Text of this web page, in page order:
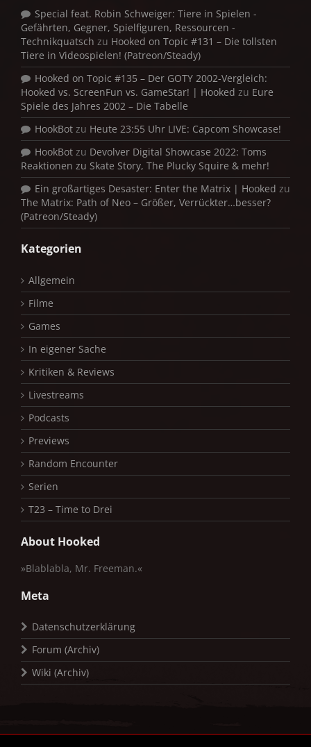
Special feat. Robin Schweiger: Tiere in Spielen -
Gefährten, Gegner, Spielfiguren, Ressourcen -
Technikquatsch zu Hooked on Topic #131 – Die tollsten
Tiere in Videospielen! (Patreon/Steady)
Hooked on Topic #135 – Der GOTY 2002-Vergleich:
Hooked vs. ScreenFun vs. GameStar! | Hooked zu Eure
Spiele des Jahres 2002 – Die Tabelle
HookBot zu Heute 23:55 Uhr LIVE: Capcom Showcase!
HookBot zu Devolver Digital Showcase 2022: Toms
Reaktionen zu Skate Story, The Plucky Squire & mehr!
Ein großartiges Desaster: Enter the Matrix | Hooked zu
The Matrix: Path of Neo – Größer, Verrückter…besser?
(Patreon/Steady)
Kategorien
Allgemein
Filme
Games
In eigener Sache
Kritiken & Reviews
Livestreams
Podcasts
Previews
Random Encounter
Serien
T23 – Time to Drei
About Hooked
»Blablabla, Mr. Freeman.«
Meta
Datenschutzerklärung
Forum (Archiv)
Wiki (Archiv)